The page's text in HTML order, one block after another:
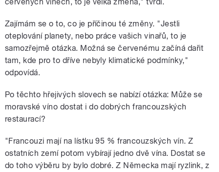
Zajímám se o to, co je příčinou té změny. "Jestli
oteplování planety, nebo práce vašich vinařů, to je
samozřejmě otázka. Možná se červenému začíná dařit
tam, kde pro to dříve nebyly klimatické podmínky,"
odpovídá.
Po těchto hřejivých slovech se nabízí otázka: Může se
moravské víno dostat i do dobrých francouzských
restaurací?
"Francouzi mají na lístku 95 % francouzských vín. Z
ostatních zemí potom vybírají jedno dvě vína. Dostat se
do toho výběru by bylo dobré. Z Německa mají ryzlink, z